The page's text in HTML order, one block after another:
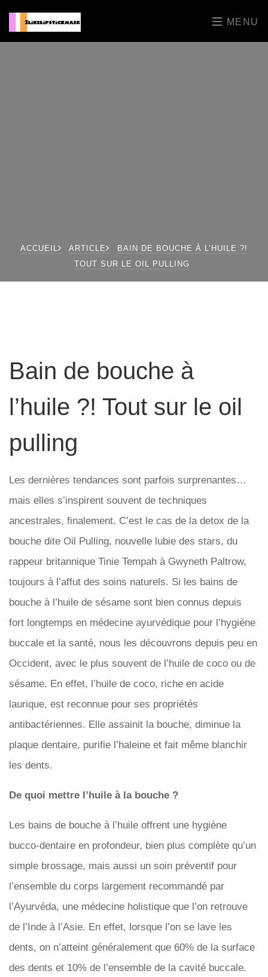
MENU
ACCUEIL ARTICLE
BAIN DE BOUCHE À L’HUILE ?!
TOUT SUR LE OIL PULLING
Bain de bouche à
l’huile ?! Tout sur le oil
pulling
Les dernières tendances sont parfois surprenantes…
mais elles s’inspirent souvent de techniques
ancestrales, finalement. C’est le cas de la detox de la
bouche dite Oil Pulling, nouvelle lubie des stars, du
rappeur britannique Tinie Tempah à Gwyneth Paltrow,
toujours à l’affut des soins naturels. Si les bains de
bouche à l’huile de sésame sont bien connus depuis
fort longtemps en médecine ayurvédique pour l’hygiène
buccale et la santé, nous les découvrons depuis peu en
Occident, avec le plus souvent de l’huile de coco ou de
sésame. En effet, l’huile de coco, riche en acide
laurique, est reconnue pour ses propriétés
antibactériennes. Elle assainit la bouche, diminue la
plaque dentaire, purifie l’haleine et fait même blanchir
les dents.
De quoi mettre l’huile à la bouche ?
Les bains de bouche à l’huile offrent une hygiène
bucco-dentaire en profondeur, bien plus complète qu’un
simple brossage, mais aussi un soin préventif pour
l’ensemble du corps largement recommandé par
l’Ayurvéda, une médecine holistique que l’on retrouve
de l’Inde à l’Asie. En effet, lorsque l’on se lave les
dents, on n’atteint généralement que 60% de la surface
des dents et 10% de l’ensemble de la cavité buccale.